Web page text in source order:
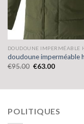
DOUDOUNE IMPERMÉABLE
doudoune imperméable
€95.00 €63.00
POLITIQUES